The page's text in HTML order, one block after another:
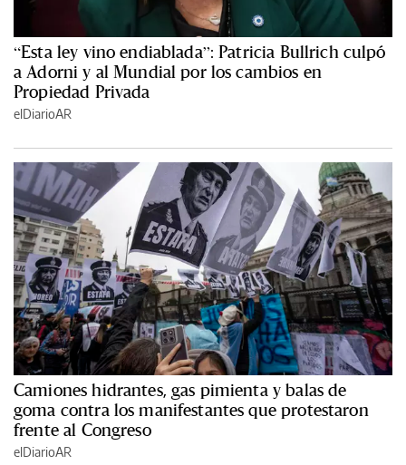
“Esta ley vino endiablada”: Patricia Bullrich culpó
a Adorni y al Mundial por los cambios en
Propiedad Privada
elDiarioAR
Camiones hidrantes, gas pimienta y balas de
goma contra los manifestantes que protestaron
frente al Congreso
elDiarioAR